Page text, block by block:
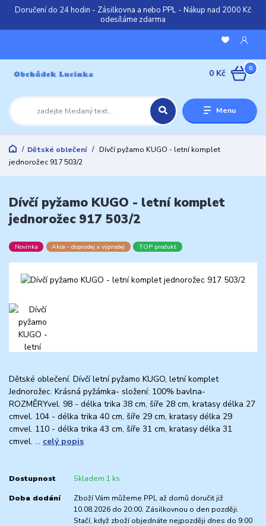
Doručení do 24 hodin - Zásilkovna a nebo PPL - Nákup nad 2000 Kč
odesíláme zdarma
Menu
0
0 Kč
Dětské oblečení
Dívčí pyžamo KUGO - letní komplet
jednorožec 917 503/2
Dívčí pyžamo KUGO - letní komplet
jednorožec 917 503/2
Novinka Akce - doprodej a výprodej TOP produkt
Dětské oblečení. Dívčí letní pyžamo KUGO, letní komplet
Jednorožec. Krásná pyžámka- složení: 100% bavlna-
ROZMĚRYvel. 98 - délka trika 38 cm, šíře 28 cm, kratasy délka 27
cmvel. 104 - délka trika 40 cm, šíře 29 cm, kratasy délka 29
cmvel. 110 - délka trika 43 cm, šíře 31 cm, kratasy délka 31
cmvel. ... celý popis
Dostupnost Skladem 1 ks
Doba dodání
Zboží Vám můžeme PPL až domů doručit již
10.08.2026 do 20:00. Zásilkovnou o den později.
Stačí, když zboží objednáte nejpozději dnes do 9:00